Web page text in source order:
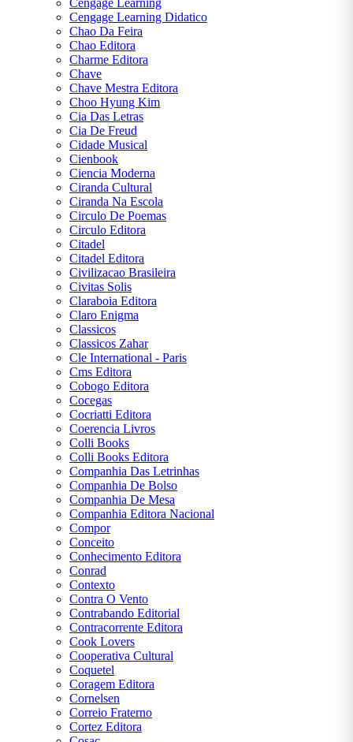
Cengage Learning
Cengage Learning Didatico
Chao Da Feira
Chao Editora
Charme Editora
Chave
Chave Mestra Editora
Choo Hyung Kim
Cia Das Letras
Cia De Freud
Cidade Musical
Cienbook
Ciencia Moderna
Ciranda Cultural
Ciranda Na Escola
Circulo De Poemas
Circulo Editora
Citadel
Citadel Editora
Civilizacao Brasileira
Civitas Solis
Claraboia Editora
Claro Enigma
Classicos
Classicos Zahar
Cle International - Paris
Cms Editora
Cobogo Editora
Cocegas
Cocriatti Editora
Coerencia Livros
Colli Books
Colli Books Editora
Companhia Das Letrinhas
Companhia De Bolso
Companhia De Mesa
Companhia Editora Nacional
Compor
Conceito
Conhecimento Editora
Conrad
Contexto
Contra O Vento
Contrabando Editorial
Contracorrente Editora
Cook Lovers
Cooperativa Cultural
Coquetel
Coragem Editora
Cornelsen
Correio Fraterno
Cortez Editora